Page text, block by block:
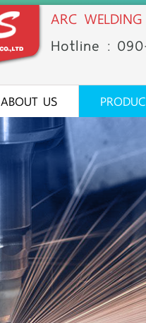
ARC WELDING
Hotline :
ABOUT US